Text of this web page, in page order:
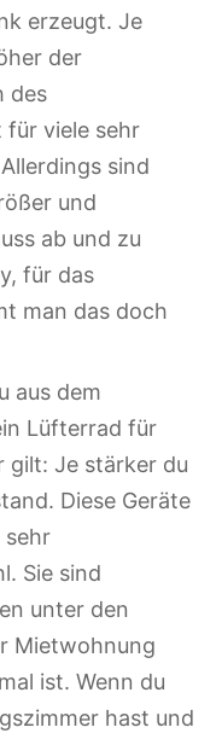
erzeugt. Je
der
des
für viele sehr
sind
und
ab und zu
für das
man das doch
aus dem
Lüfterrad für
gilt: Je stärker du
Diese Geräte
sehr
Sie sind
unter den
Mietwohnung
ist. Wenn du
hast und